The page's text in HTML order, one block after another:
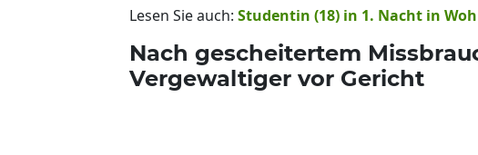
Lesen Sie auch: Studentin (18) in 1. Nacht in
Nach gescheitertem
Vergewaltiger vor Gericht